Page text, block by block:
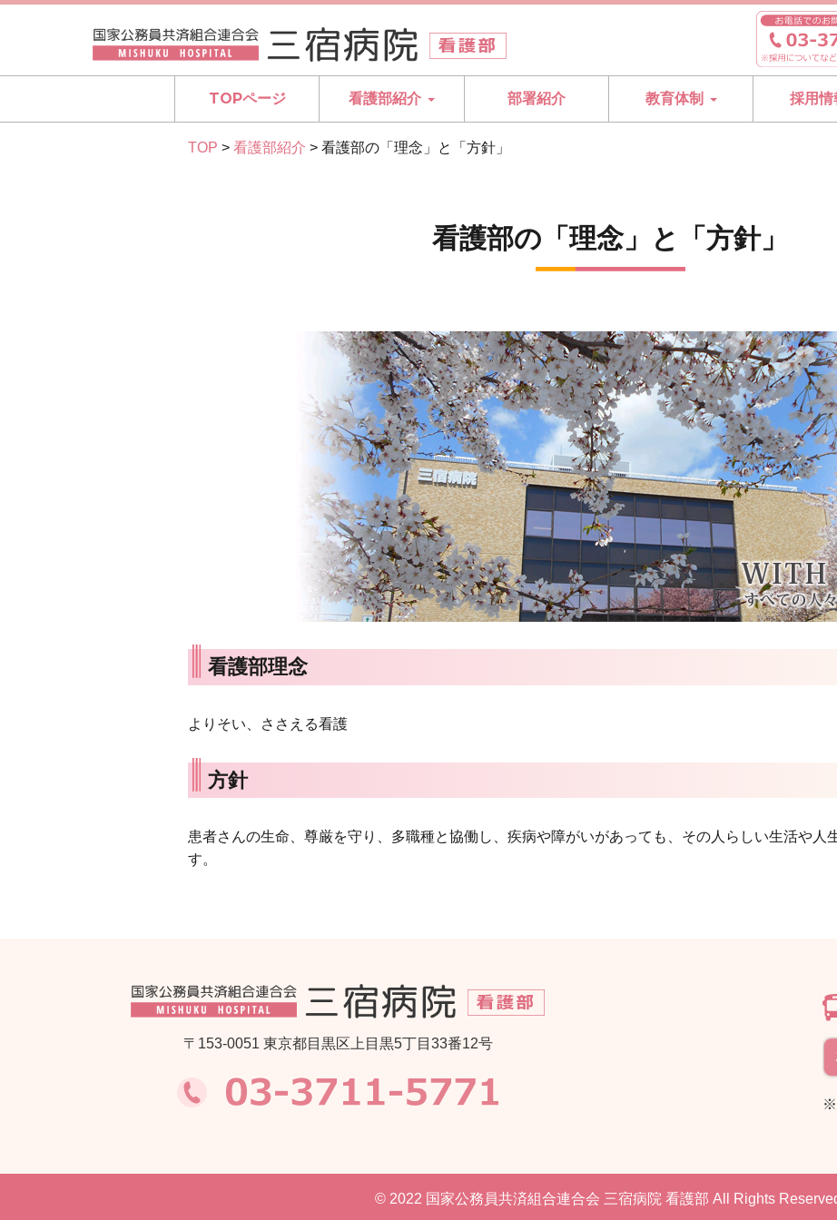
TOPページ 看護部紹介 部署紹介 教育体制 採用情
TOP > 看護部紹介 > 看護部の「理念」と「方針」
看護部の「理念」と「方針」
看護部理念
よりそい、ささえる看護
方針
患者さんの生命、尊厳を守り、多職種と協働し、疾病や障がいがあっても、その人らしい生活や人
す。
〒153-0051 東京都目黒区上目黒5丁目33番12号
※
© 2022 国家公務員共済組合連合会 三宿病院 看護部 All Rights